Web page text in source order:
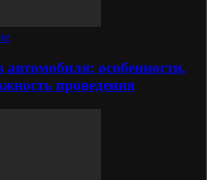
автомобиля: особенности,
проведения